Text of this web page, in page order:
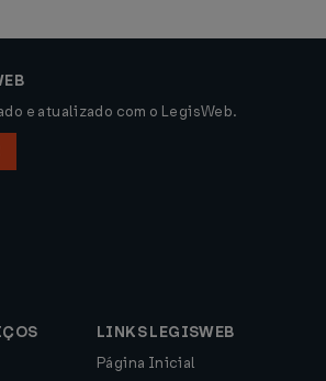
e atualizado com o LegisWeb.
LINKS LEGISWEB
Página Inicial